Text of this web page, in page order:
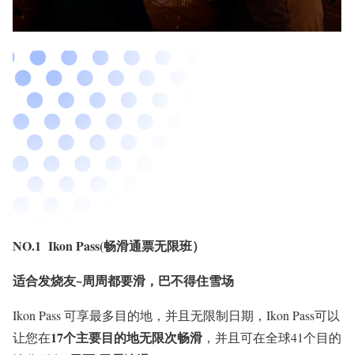
NO.1 Ikon Pass(畅滑通票无限班）
适合发烧友~周周都要滑，巴不得住雪场
Ikon Pass 可享最多目的地，并且无限制日期，Ikon Pass可以
让您在17个主要目的地无限次畅滑 ，并且可在全球41个目的